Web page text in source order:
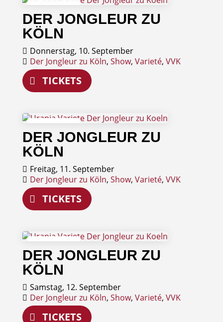
10
September
DER JONGLEUR ZU
KÖLN
Donnerstag, 10. September
Der Jongleur zu Köln, Show, Varieté, VVK
TICKETS
11
September
DER JONGLEUR ZU
KÖLN
Freitag, 11. September
Der Jongleur zu Köln, Show, Varieté, VVK
TICKETS
12
September
DER JONGLEUR ZU
KÖLN
Samstag, 12. September
Der Jongleur zu Köln, Show, Varieté, VVK
TICKETS